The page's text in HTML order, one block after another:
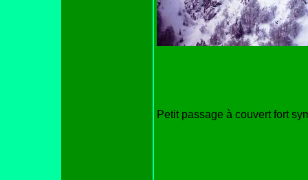
Petit passage à couvert fort